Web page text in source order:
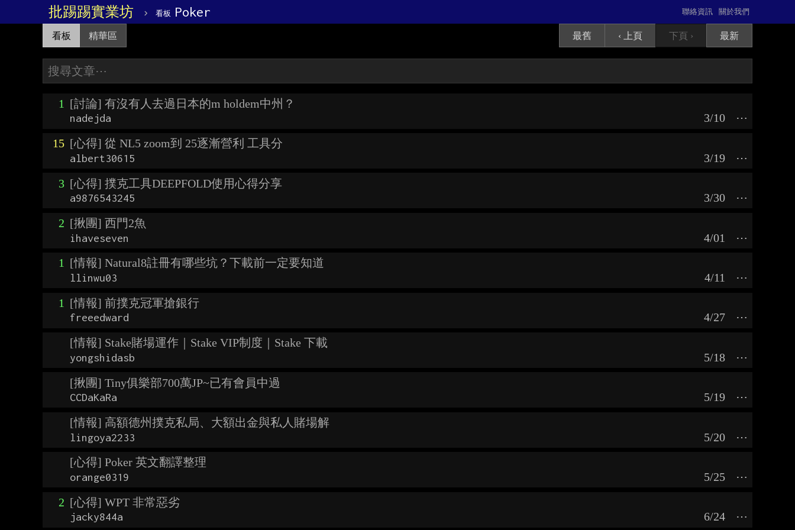
批踢踢實業坊 › 看板 Poker 關於我們
聯絡資訊
看板 精華區 最舊 ‹ 上頁 下頁 › 最新
1 [討論] 有沒有人去過日本的m holdem中州？
nadejda ⋯
3/10
15 [心得] 從 NL5 zoom到 25逐漸營利 工具分
albert30615 ⋯
3/19
3 [心得] 撲克工具DEEPFOLD使用心得分享
a9876543245 ⋯
3/30
2 [揪團] 西門2魚
ihaveseven ⋯
4/01
1 [情報] Natural8註冊有哪些坑？下載前一定要知道
llinwu03 ⋯
4/11
1 [情報] 前撲克冠軍搶銀行
freeedward ⋯
4/27
[情報] Stake賭場運作｜Stake VIP制度｜Stake 下載
yongshidasb ⋯
5/18
[揪團] Tiny俱樂部700萬JP~已有會員中過
CCDaKaRa ⋯
5/19
[情報] 高額德州撲克私局、大額出金與私人賭場解
lingoya2233 ⋯
5/20
[心得] Poker 英文翻譯整理
orange0319 ⋯
5/25
2 [心得] WPT 非常惡劣
jacky844a ⋯
6/24